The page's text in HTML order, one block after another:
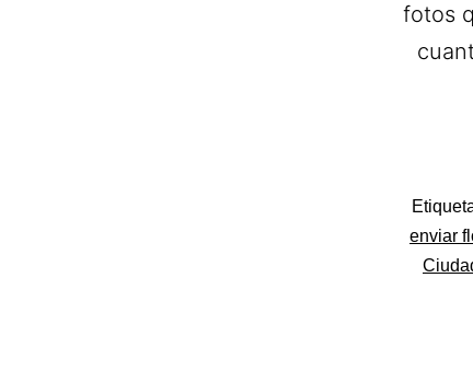
fotos
como
Flores
enviar